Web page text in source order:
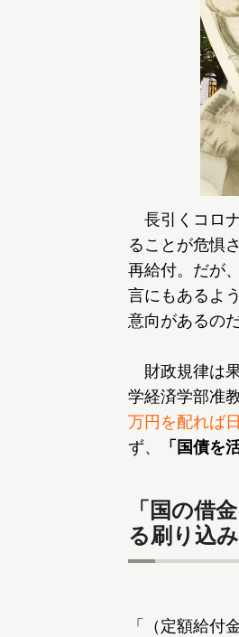
長引くコロ
ることが危惧
再給付。だが
言にもあるよ
意向があるの
財政規律は
学経済学部准
万円を配れば
ず、
「国債を
「国の借
る刷り込み
「（定額給付